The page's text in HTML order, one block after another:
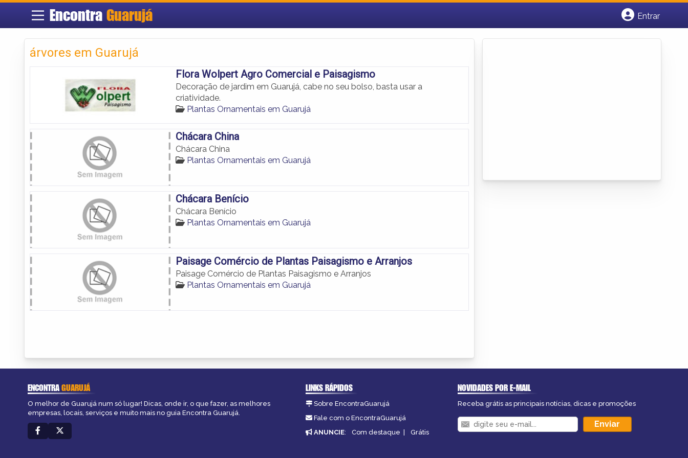
EncontraGuarujá
Entrar
árvores em Guarujá
Flora Wolpert Agro Comercial e Paisagismo
Decoração de jardim em Guarujá, cabe no seu bolso, basta usar a
criatividade.
Plantas Ornamentais em Guarujá
Chácara China
Chácara China
Plantas Ornamentais em Guarujá
Chácara Benício
Chácara Benício
Plantas Ornamentais em Guarujá
Paisage Comércio de Plantas Paisagismo e Arranjos
Paisage Comércio de Plantas Paisagismo e Arranjos
Plantas Ornamentais em Guarujá
ENCONTRAGUARUJÁ
O melhor de Guarujá num só lugar! Dicas, onde ir, o que fazer, as melhores
empresas, locais, serviços e muito mais no guia Encontra Guarujá.
LINKS RÁPIDOS
Sobre EncontraGuarujá
Fale com o EncontraGuarujá
ANUNCIE: Com destaque | Grátis
NOVIDADES POR E-MAIL
Receba grátis as principais notícias, dicas e promoções